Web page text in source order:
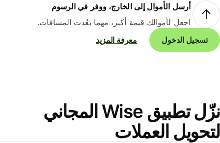
أرسل الأموال إلى الخارج، ووفر في الرسوم
اجعل لأموالك قيمة أكبر، مهما بَعُدت المسافات.
تسجيل الدخول
معرفة المزيد
نزّل تطبيق Wise المجاني
العملات